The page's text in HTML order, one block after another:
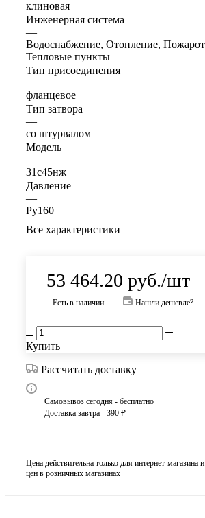
клиновая
Инженерная система
—
Водоснабжение, Отопление,
Тепловые пункты
Тип присоединения
—
фланцевое
Тип затвора
—
со штурвалом
Модель
—
31с45нж
Давление
—
Ру160
Все характеристики
53 464.20 руб./шт
Есть в наличии Нашли дешевле?
Купить
Рассчитать доставку
Самовывоз сегодня - бесплатно
Доставка завтра - 390 ₽
Цена действительна только для интернет-магазина
цен в розничных магазинах